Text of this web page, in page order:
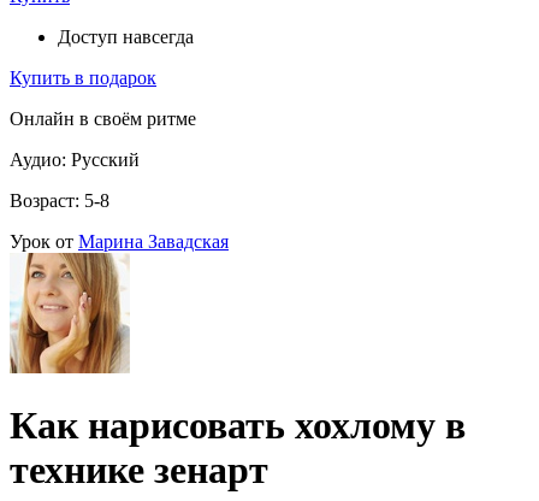
Доступ навсегда
Купить в подарок
Онлайн в своём ритме
Аудио: Русский
Возраст: 5-8
Урок от Марина Завадская
Как нарисовать хохлому в
технике зенарт